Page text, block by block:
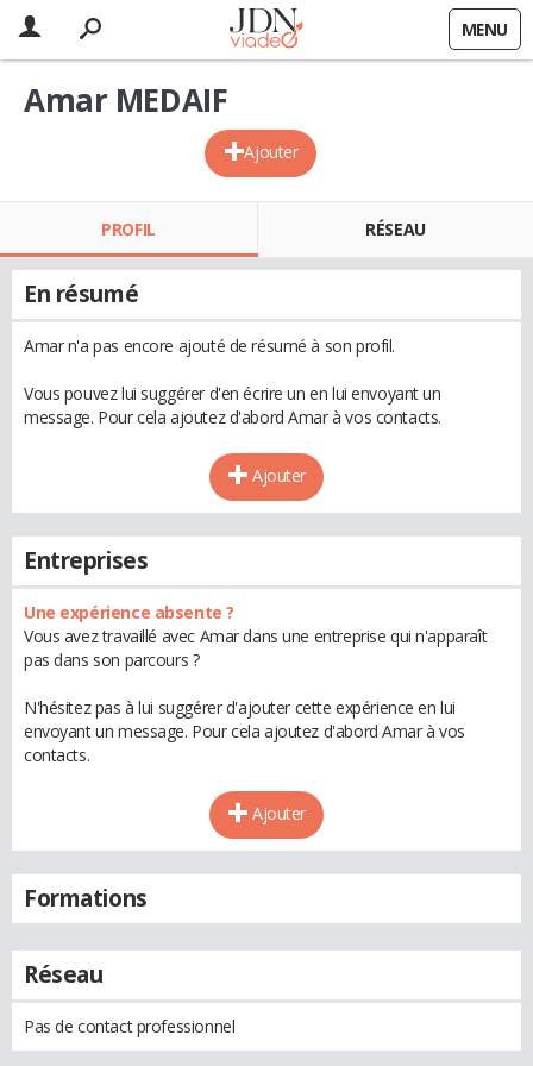
MENU
Ajouter
Amar MEDAIF
PROFIL RÉSEAU
En résumé
Amar n'a pas encore ajouté de résumé à son profil.
Vous pouvez lui suggérer d'en écrire un en lui envoyant un
message. Pour cela ajoutez d'abord Amar à vos contacts.
Ajouter
Entreprises
Une expérience absente ?
Vous avez travaillé avec Amar dans une entreprise qui n'apparaît
pas dans son parcours ?
N'hésitez pas à lui suggérer d'ajouter cette expérience en lui
envoyant un message. Pour cela ajoutez d'abord Amar à vos
contacts.
Ajouter
Formations
Réseau
Pas de contact professionnel